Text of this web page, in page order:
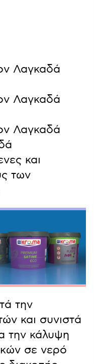
Λαγκαδά
Λαγκαδά
Λαγκαδά
και
των
την
και συνιστά
την κάλυψη
σε νερό